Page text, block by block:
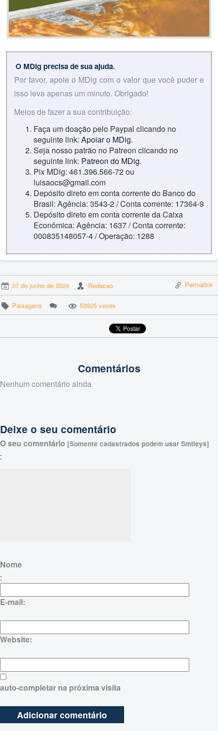
O MDig precisa de sua ajuda.
Por favor, apoie o MDig com o valor que você puder e
isso leva apenas um minuto. Obrigado!
Meios de fazer a sua contribuição:
Faça um doação pelo Paypal clicando no
seguinte link: Apoiar o MDig.
Seja nosso patrão no Patreon clicando no
seguinte link: Patreon do MDig.
Pix MDig: 461.396.566-72 ou
luisaocs@gmail.com
Depósito direto em conta corrente do Banco do
Brasil: Agência: 3543-2 / Conta corrente: 17364-9
Depósito direto em conta corrente da Caixa
Econômica: Agência: 1637 / Conta corrente:
000835148057-4 / Operação: 1288
07 de junho de 2024 Redacao Permalink
Paisagens 53925 vezes
Comentários
Nenhum comentário ainda
Deixe o seu comentário
O seu comentário [Somente cadastrados podem usar Smileys]
:
Nome
:
E-mail:
Website:
auto-completar na próxima visita